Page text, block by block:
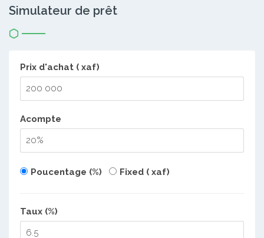
Simulateur de prêt
Prix d'achat ( xaf)
Acompte
Poucentage (%) Fixed ( xaf)
Taux (%)